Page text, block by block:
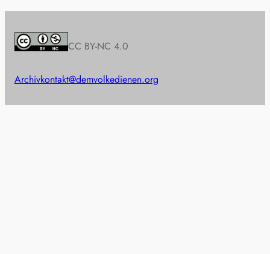
CC BY-NC 4.0
Archivkontakt@demvolkedienen.org